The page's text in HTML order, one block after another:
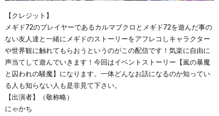
【クレジット】
メギド72のプレイヤーであるカルマブクロとメギド72を遊んだ事の
ない友人達と一緒にメギドのストーリーをアフレコしキャラクター
や世界観に触れてもらおうというのがこの配信です！気楽に自由に
声当てして遊んでいきます！今回はイベントストーリー【嵐の暴魔
と囚われの騒魔】になります。一体どんなお話になるのか知ってい
る人も知らない人も是非見て下さい。
【出演者】（敬称略）
にゃかち